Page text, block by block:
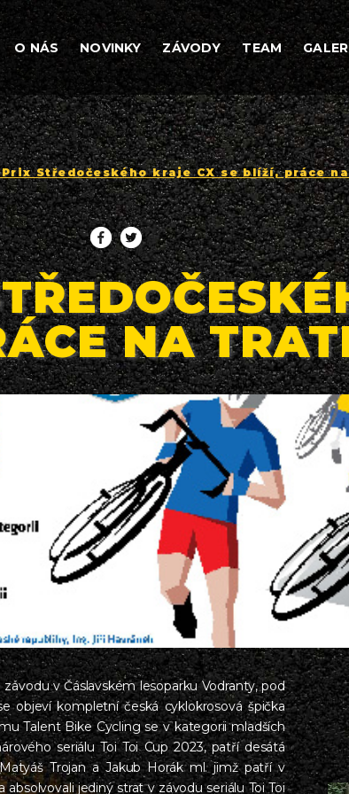
O NÁS NOVINKY ZÁVODY TEAM
Prix Středočeského kraje CX se blíží, práce
NA
v Čáslavském lesoparku Vodranty, pod
objeví kompletní česká cyklokrosová špička
Talent Bike Cycling se v kategorii mladších
seriálu Toi Toi Cup 2023, patří desátá
Trojan a Jakub Horák ml. jimž patří v
jediný strat v závodu seriálu Toi Toi